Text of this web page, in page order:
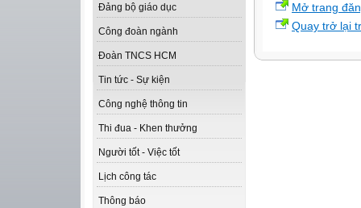
Đảng bộ giáo dục
Công đoàn ngành
Đoàn TNCS HCM
Tin tức - Sự kiện
Công nghệ thông tin
Thi đua - Khen thưởng
Người tốt - Việc tốt
Lịch công tác
Thông báo
Mở trang
Quay trở lại